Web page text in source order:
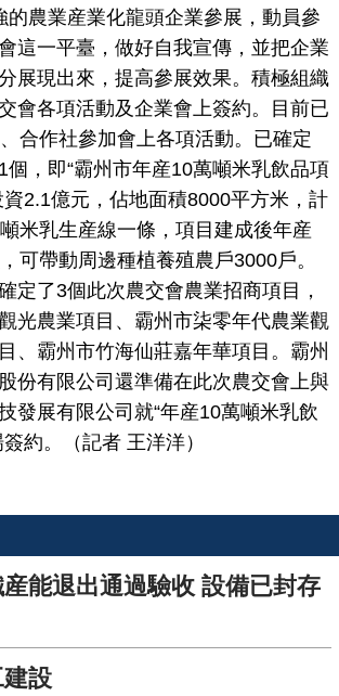
的農業産業化龍頭企業參展，動員參
這一平臺，做好自我宣傳，並把企業
展現出來，提高參展效果。積極組織
會各項活動及企業會上簽約。目前已
合作社參加會上各項活動。已確定
個，即“霸州市年産10萬噸米乳飲品項
資2.1億元，佔地面積8000平方米，計
米乳生産線一條，項目建成後年産
可帶動周邊種植養殖農戶3000戶。
定了3個此次農交會農業招商項目，
光農業項目、霸州市柒零年代農業觀
、霸州市竹海仙莊嘉年華項目。霸州
份有限公司還準備在此次農交會上與
發展有限公司就“年産10萬噸米乳飲
約。（記者 王洋洋）
能退出通過驗收 設備已封存
設